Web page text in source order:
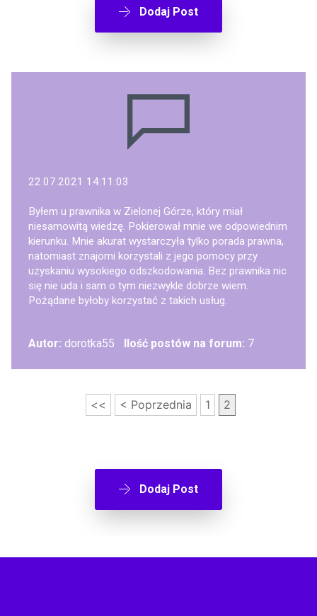
Dodaj Post
22.07.2021 14:11:03
Byłem u prawnika w Zielonej Górze, który miał
niesamowitą wiedzę. Pokierował mnie we odpowiednim
kierunku. Mnie akurat wystarczyła tylko porada prawna,
natomiast znajomi korzystali z jego pomocy przy
uzyskaniu wysokiego odszkodowania. Bez prawnika nic
się nie uda i sam o tym niezwykle dobrze wiem.
Pożądane byłoby korzystać z takich usług.
Autor: dorotka55 Ilość postów na forum: 7
<< < Poprzednia 1 2
Dodaj Post